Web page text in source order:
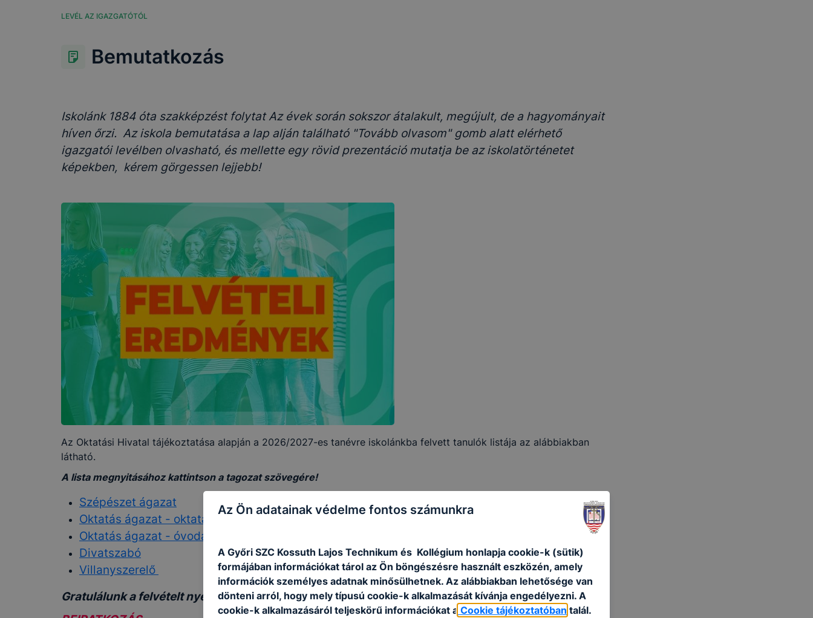
LEVÉL AZ IGAZGATÓTÓL
Bemutatkozás
Iskolánk 1884 óta szakképzést folytat Az évek során sokszor átalakult, megújult, de a hagyományait
híven őrzi. Az iskola bemutatása a lap alján található "Tovább olvasom" gomb alatt elérhető
igazgatói levélben olvasható, és mellette egy rövid prezentáció mutatja be az iskolatörténetet
képekben, kérem görgessen lejjebb!
Az Oktatási Hivatal tájékoztatása alapján a 2026/2027-es tanévre iskolánkba felvett tanulók listája az alábbiakban
látható.
A lista megnyitásához kattintson a tagozat szövegére!
Szépészet ágazat
Oktatás ágazat - oktatási szakasszisztens
Oktatás ágazat - óvodai nevelő okleveles technikus
Divatszabó
Villanyszerelő
Gratulálunk a felvételt nyert tanulóknak!
Az Ön adatainak védelme fontos számunkra
A Győri SZC Kossuth Lajos Technikum és Kollégium honlapja cookie-k (sütik)
formájában információkat tárol az Ön böngészésre használt eszközén, amely
információk személyes adatnak minősülhetnek. Az alábbiakban lehetősége van
dönteni arról, hogy mely típusú cookie-k alkalmazását kívánja engedélyezni. A
cookie-k alkalmazásáról teljeskörű információkat a Cookie tájékoztatóban talál.